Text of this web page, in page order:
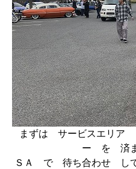
まずは サービスエリア
ー を 済
ＳＡ で 待ち合わせ し